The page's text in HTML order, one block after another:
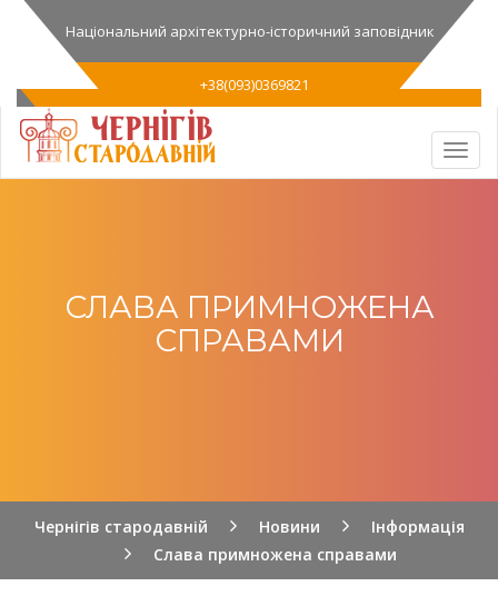
Національний архітектурно-історичний заповідник
+38(093)0369821
СЛАВА ПРИМНОЖЕНА
СПРАВАМИ
Чернігів стародавній Новини
Інформація
Слава примножена справами